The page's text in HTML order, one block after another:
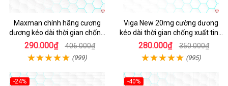
Maxman chính hãng cương
dương kéo dài thời gian chống
xuất tinh sớm hộp 10 viên
290.000₫ 406.000₫
(999)
Viga New 20mg cường dương
kéo dài thời gian chống xuất tinh
hộp 4 viên
280.000₫ 350.000₫
(995)
-24%
-40%